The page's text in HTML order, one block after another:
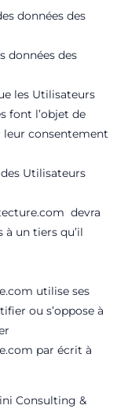
données des
données des
les Utilisateurs
font l’objet de
consentement
Utilisateurs
devra
un tiers qu’il
utilise ses
ou s’oppose à
par écrit à
Consulting &